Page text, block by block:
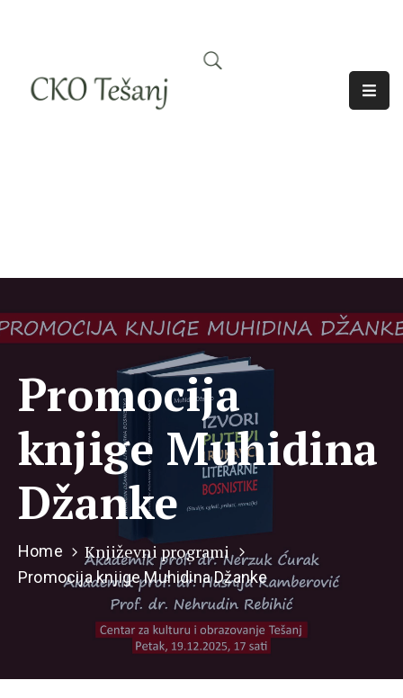
Nama
Promocija
knjige Muhidina
Džanke
Home Književni programi
Promocija knjige Muhidina Džanke